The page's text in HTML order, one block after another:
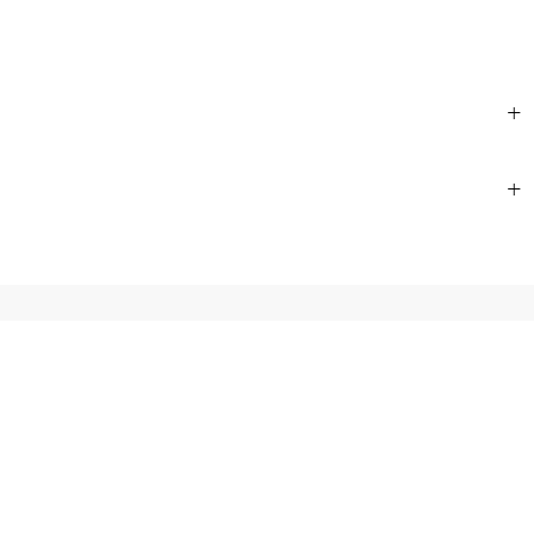
dei prodotti sia sempre curata. Al momento